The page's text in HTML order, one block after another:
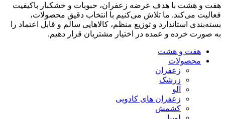
هفت و هشت با هدف عرضه زعفران، حبوبات و خشکبار باکیفیت
فعالیت می‌کند. ما تلاش می‌کنیم با انتخاب دقیق محصولات،
بسته‌بندی استاندارد و توزیع منظم، کالاهایی سالم و قابل اعتماد را
به صورت خرده و عمده در اختیار مشتریان قرار دهیم.
هفت و هشت
محصولات
زعفران
زرشک
آلو
زعفران های کادویی
کشمش